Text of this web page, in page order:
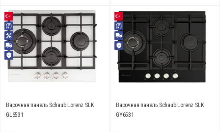
Варочная панель Schaub Lorenz SLK
GL6531
Варочная панель Schaub Lorenz SLK
GY6531